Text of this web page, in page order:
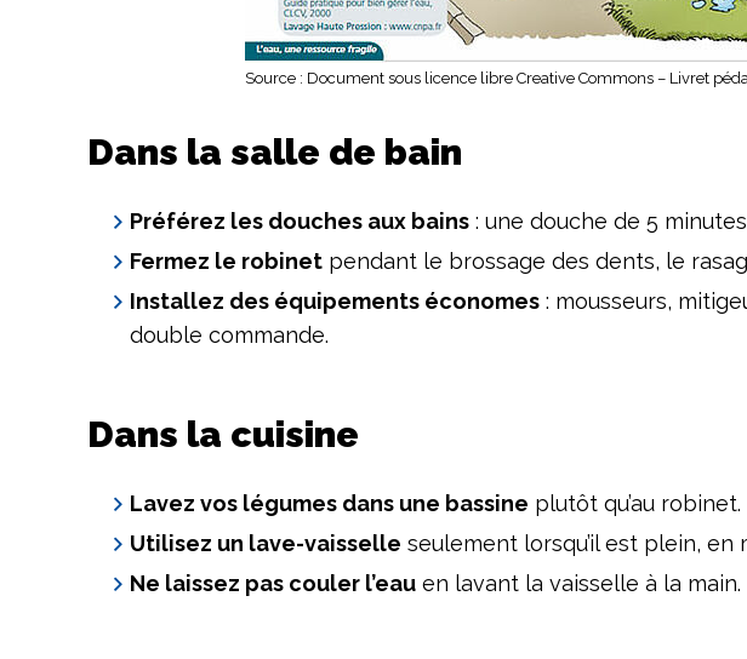
Source : Document sous licence libre Creative Commons – Livret
Dans la salle de bain
Préférez les douches aux bains : une douche de 5
Fermez le robinet pendant le brossage des dents, le
Installez des équipements économes : mousseurs,
double commande.
Dans la cuisine
Lavez vos légumes dans une bassine plutôt qu’au robinet.
Utilisez un lave-vaisselle seulement lorsqu’il est plein,
Ne laissez pas couler l’eau en lavant la vaisselle à la